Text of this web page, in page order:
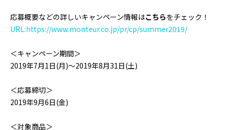
応募概要などの詳しいキャンペーン情報はこちらをチェック！
URL:https://www.monteur.co.jp/pr/cp/summer2019/
＜キャンペーン期間＞
2019年7月1日(月)～2019年8月31日(土)
＜応募締切＞
2019年9月6日(金)
＜対象商品＞